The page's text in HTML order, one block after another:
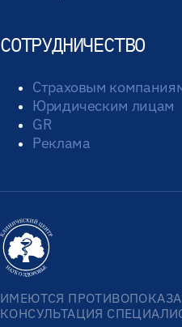
СОТРУДНИЧЕСТВО
Страховым
Юридическим лицам
GR
Реклама
ИМЕЮТСЯ
КОНСУЛЬТАЦИЯ